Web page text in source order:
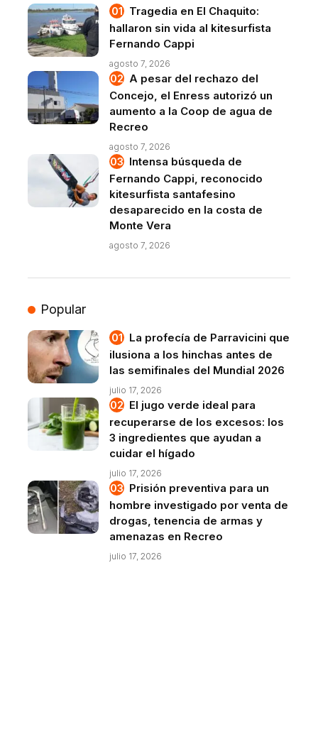
Tragedia en El Chaquito:
hallaron sin vida al kitesurfista
Fernando Cappi
agosto 7, 2026
A pesar del rechazo del
Concejo, el Enress autorizó un
aumento a la Coop de agua de
Recreo
agosto 7, 2026
Intensa búsqueda de
Fernando Cappi, reconocido
kitesurfista santafesino
desaparecido en la costa de
Monte Vera
agosto 7, 2026
Popular
La profecía de Parravicini que
ilusiona a los hinchas antes de
las semifinales del Mundial 2026
julio 17, 2026
El jugo verde ideal para
recuperarse de los excesos: los
3 ingredientes que ayudan a
cuidar el hígado
julio 17, 2026
Prisión preventiva para un
hombre investigado por venta de
drogas, tenencia de armas y
amenazas en Recreo
julio 17, 2026